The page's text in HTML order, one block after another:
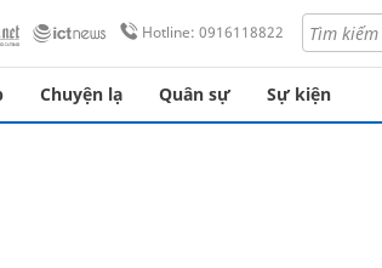
Hotline: 0916118822
Chuyện lạ Quân sự Sự kiện